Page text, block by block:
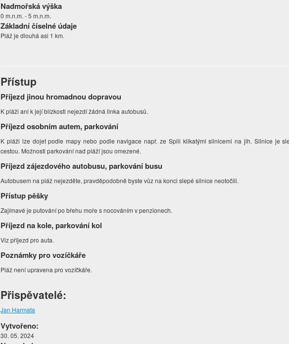
Nadmořská výška
0 m.n.m. - 5 m.n.m.
Základní číselné údaje
Pláž je dlouhá asi 1 km.
Přístup
Příjezd jinou hromadnou dopravou
K pláži ani k její blízkosti nejezdí žádná linka autobusů.
Příjezd osobním autem, parkování
K pláži lze dojet podle mapy nebo podle navigace např. ze Spili klikatými silnicemi na jih. Silnice je
cestou. Možnosti parkování nad pláží jsou omezené.
Příjezd zájezdového autobusu, parkování busu
Autobusem na pláž nejezděte, pravděpodobně byste vůz na konci slepé silnice neotočili.
Přístup pěšky
Zajímavé je putování po břehu moře s nocováním v penzionech.
Příjezd na kole, parkování kol
Viz příjezd pro auta.
Poznámky pro vozíčkáře
Pláž není upravena pro vozíčkáře.
Přispěvatelé:
Jan Harmata
Vytvořeno:
30. 05. 2024